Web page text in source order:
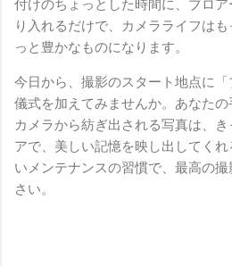
付けのちょっとした時間に、ブロ
り入れるだけで、カメラライフは
っと豊かなものになります。
今日から、撮影のスタート地点に
儀式を加えてみませんか。あなた
カメラから紡ぎ出される写真は、
アで、美しい記憶を映し出してく
いメンテナンスの習慣で、最高の
さい。